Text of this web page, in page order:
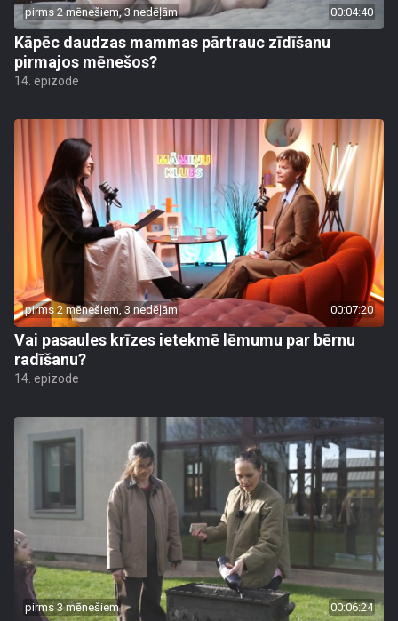
pirms 2 mēnešiem, 3 nedēļām 00:04:40
Kāpēc daudzas mammas pārtrauc zīdīšanu
pirmajos mēnešos?
14. epizode
pirms 2 mēnešiem, 3 nedēļām 00:07:20
Vai pasaules krīzes ietekmē lēmumu par bērnu
radīšanu?
14. epizode
pirms 3 mēnešiem 00:06:24